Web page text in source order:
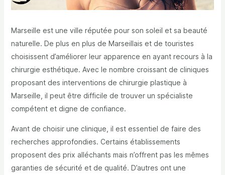
Marseille est une ville réputée pour son soleil et sa beauté
naturelle. De plus en plus de Marseillais et de touristes
choisissent d’améliorer leur apparence en ayant recours à la
chirurgie esthétique. Avec le nombre croissant de cliniques
proposant des interventions de chirurgie plastique à
Marseille, il peut être difficile de trouver un spécialiste
compétent et digne de confiance.
Avant de choisir une clinique, il est essentiel de faire des
recherches approfondies. Certains établissements
proposent des prix alléchants mais n’offrent pas les mêmes
garanties de sécurité et de qualité. D’autres ont une